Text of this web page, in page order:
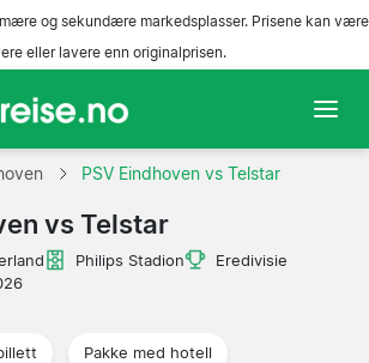
og sekundære markedsplasser. Prisene kan være
eller lavere enn originalprisen.
PSV Eindhoven vs Telstar
vs Telstar
Philips Stadion
Eredivisie
Pakke med hotell